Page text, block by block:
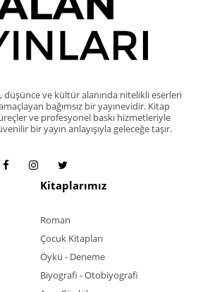
düşünce ve kültür alanında nitelikli eserleri
bağımsız bir yayınevidir. Kitap
ve profesyonel baskı hizmetleriyle
bir yayın anlayışıyla geleceğe taşır.
Kitaplarımız
Roman
Çocuk Kitapları
Öykü - Deneme
Biyografi - Otobiyografi